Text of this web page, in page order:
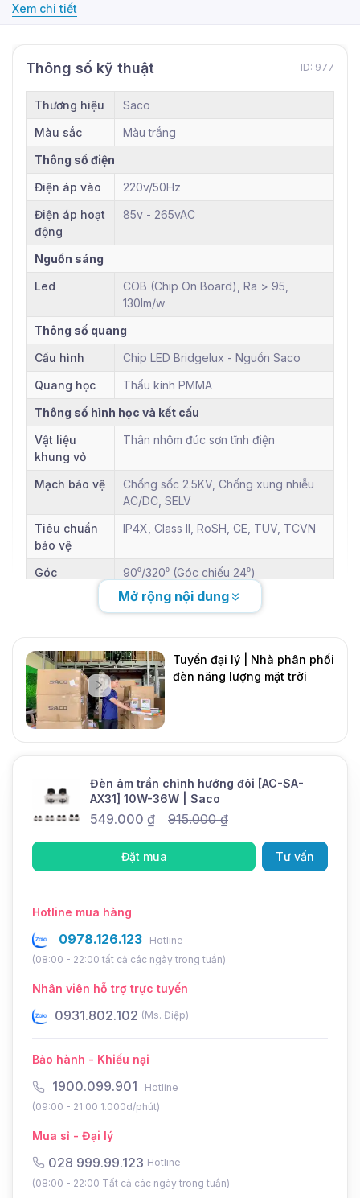
Xem chi tiết
Thông số kỹ thuật ID: 977
Thương hiệu
Saco
Màu sắc
Màu trắng
Thông số điện
Điện áp vào
220v/50Hz
Điện áp hoạt
động
85v - 265vAC
Nguồn sáng
Led
COB (Chip On Board), Ra > 95,
130lm/w
Thông số quang
Cấu hình
Chip LED Bridgelux - Nguồn Saco
Quang học
Thấu kính PMMA
Thông số hình học và kết cấu
Vật liệu
khung vỏ
Thân nhôm đúc sơn tĩnh điện
Mạch bảo vệ
Chống sốc 2.5KV, Chống xung nhiễu
AC/DC, SELV
Tiêu chuẩn
bảo vệ
IP4X, Class II, RoSH, CE, TUV, TCVN
Góc
90⁰/320⁰ (Góc chiếu 24⁰)
Chính sách hậu mãi
1 năm tiếp theo
Thay thế
linh kiện
1 năm tiếp theo
ĐÈN ÂM TRẦN CHỈNH
HƯỚNG ĐÔI MẪU AC-SA-
AX31 | SACO – GIẢI PHÁP
CHIẾU SÁNG LINH HOẠT,
HIỆN ĐẠI
Đèn âm trần chỉnh hướng đôi AC-SA-AX31
SACO là sự lựa chọn hoàn hảo cho những không
gian cần sự linh hoạt trong chiếu sáng. Với thiết kế
hiện đại, khả năng điều chỉnh góc chiếu linh hoạt
cùng công nghệ LED tiên tiến, sản phẩm này
tạo điểm nhấn ấn tượng cho mọi không gian nội
thất.
Mở rộng nội dung
Tuyển đại lý | Nhà phân phối
đèn năng lượng mặt trời
Đèn âm trần chỉnh hướng đôi [AC-SA-
AX31] 10W-36W | Saco
549.000 ₫ 915.000₫
Đặt mua Tư vấn
Hotline mua hàng
0978.126.123
Hotline
(08:00 - 22:00 tất cả các ngày trong tuần)
Nhân viên hỗ trợ trực tuyến
0931.802.102 (Ms. Điệp)
Bảo hành - Khiếu nại
1900.099.901
Hotline
(09:00 - 21:00 1.000d/phút)
Mua sỉ - Đại lý
028 999.99.123 Hotline
(08:00 - 22:00 Tất cả các ngày trong tuần)